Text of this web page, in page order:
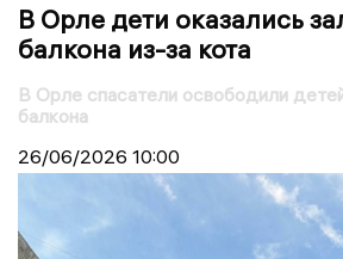
В Орле дети оказались
балкона из-за кота
В Орле спасатели освободили
балкона
26/06/2026 10:00